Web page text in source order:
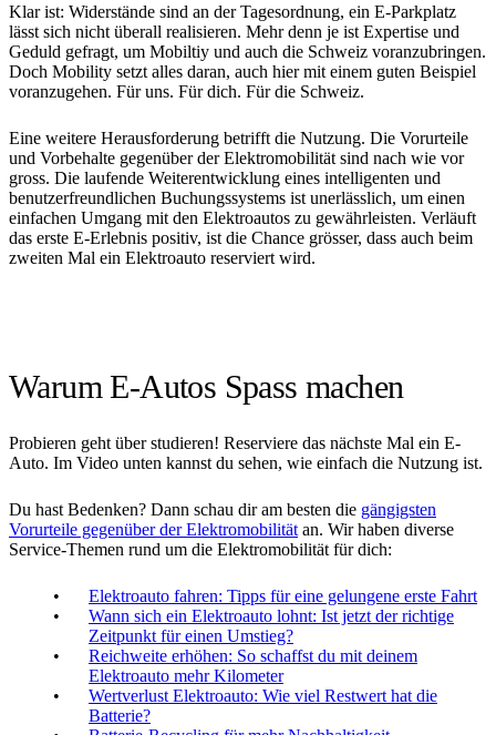
Klar ist: Widerstände sind an der Tagesordnung, ein E-Parkplatz
lässt sich nicht überall realisieren. Mehr denn je ist Expertise und
Geduld gefragt, um Mobiltiy und auch die Schweiz voranzubringen.
Doch Mobility setzt alles daran, auch hier mit einem guten Beispiel
voranzugehen. Für uns. Für dich. Für die Schweiz.
Eine weitere Herausforderung betrifft die Nutzung. Die Vorurteile
und Vorbehalte gegenüber der Elektromobilität sind nach wie vor
gross. Die laufende Weiterentwicklung eines intelligenten und
benutzerfreundlichen Buchungssystems ist unerlässlich, um einen
einfachen Umgang mit den Elektroautos zu gewährleisten. Verläuft
das erste E-Erlebnis positiv, ist die Chance grösser, dass auch beim
zweiten Mal ein Elektroauto reserviert wird.
Warum E-Autos Spass machen
Probieren geht über studieren! Reserviere das nächste Mal ein E-
Auto. Im Video unten kannst du sehen, wie einfach die Nutzung ist.
Du hast Bedenken? Dann schau dir am besten die gängigsten
Vorurteile gegenüber der Elektromobilität an. Wir haben diverse
Service-Themen rund um die Elektromobilität für dich:
Elektroauto fahren: Tipps für eine gelungene erste Fahrt
Wann sich ein Elektroauto lohnt: Ist jetzt der richtige
Zeitpunkt für einen Umstieg?
Reichweite erhöhen: So schaffst du mit deinem
Elektroauto mehr Kilometer
Wertverlust Elektroauto: Wie viel Restwert hat die
Batterie?